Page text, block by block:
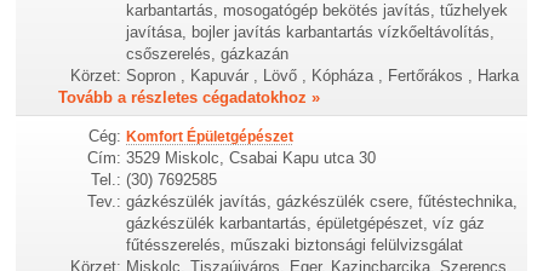
karbantartás, mosogatógép bekötés javítás, tűzhelyek
javítása, bojler javítás karbantartás vízkőeltávolítás,
csőszerelés, gázkazán
Körzet: Sopron , Kapuvár , Lövő , Kópháza , Fertőrákos , Harka
Tovább a részletes cégadatokhoz »
Cég: Komfort Épületgépészet
Cím: 3529 Miskolc, Csabai Kapu utca 30
Tel.: (30) 7692585
Tev.: gázkészülék javítás, gázkészülék csere, fűtéstechnika,
gázkészülék karbantartás, épületgépészet, víz gáz
fűtésszerelés, műszaki biztonsági felülvizsgálat
Körzet: Miskolc, Tiszaújváros, Eger, Kazincbarcika, Szerencs